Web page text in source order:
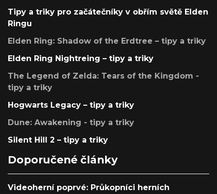
Tipy a triky pro začátečníky v obřím světě Elden
Ringu
Elden Ring: Shadow of the Erdtree – tipy a triky
Elden Ring Nightreing – tipy a triky
The Legend of Zelda: Tears of the Kingdom -
tipy a triky
Hogwarts Legacy – tipy a triky
Dune: Awakening - tipy a triky
Silent Hill 2 – tipy a triky
Doporučené články
Videoherní poprvé: Průkopníci herních